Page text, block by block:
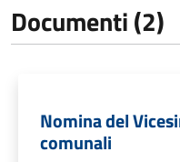
Documenti (2)
Nomina del
comunali